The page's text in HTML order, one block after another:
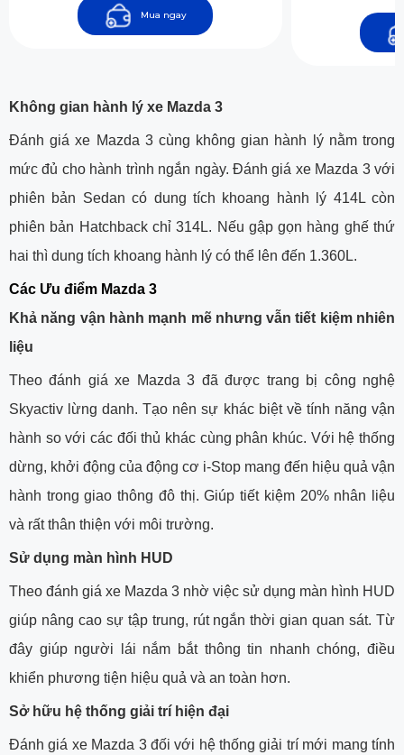
Mua ngay
Không gian hành lý xe Mazda 3
Đánh giá xe Mazda 3 cùng không gian hành lý nằm trong
mức đủ cho hành trình ngắn ngày. Đánh giá xe Mazda 3 với
phiên bản Sedan có dung tích khoang hành lý 414L còn
phiên bản Hatchback chỉ 314L. Nếu gập gọn hàng ghế thứ
hai thì dung tích khoang hành lý có thể lên đến 1.360L.
Các Ưu điểm Mazda 3
Khả năng vận hành mạnh mẽ nhưng vẫn tiết kiệm nhiên
liệu
Theo đánh giá xe Mazda 3 đã được trang bị công nghệ
Skyactiv lừng danh. Tạo nên sự khác biệt về tính năng vận
hành so với các đối thủ khác cùng phân khúc. Với hệ thống
dừng, khởi động của động cơ i-Stop mang đến hiệu quả vận
hành trong giao thông đô thị. Giúp tiết kiệm 20% nhân liệu
và rất thân thiện với môi trường.
Sử dụng màn hình HUD
Theo đánh giá xe Mazda 3 nhờ việc sử dụng màn hình HUD
giúp nâng cao sự tập trung, rút ngắn thời gian quan sát. Từ
đây giúp người lái nắm bắt thông tin nhanh chóng, điều
khiển phương tiện hiệu quả và an toàn hơn.
Sở hữu hệ thống giải trí hiện đại
Đánh giá xe Mazda 3 đối với hệ thống giải trí mới mang tính